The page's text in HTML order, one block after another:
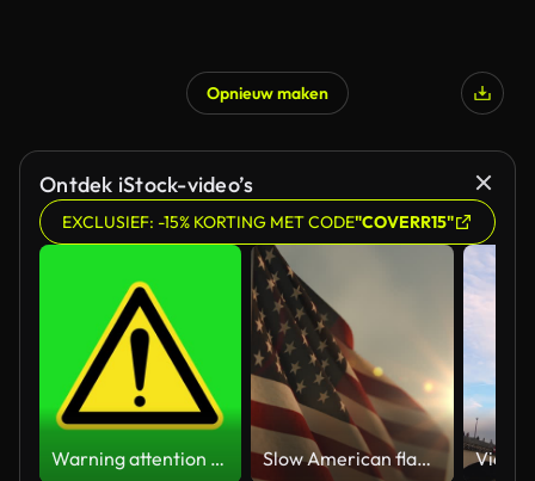
Opnieuw maken
Ontdek iStock-video’s
EXCLUSIEF: -15% KORTING MET CODE"COVERR15"
Warning attention yellow hazard message street sign 4k green screen caution animation Slow American flag at sunset during Memorial Day in the United States